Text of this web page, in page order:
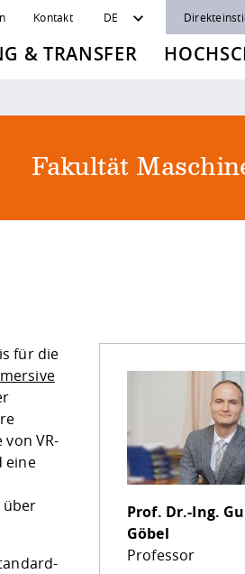
Kontakt DE
& TRANSFER
Fakultät
für die
VR-
eine
über
Prof. Dr.-Ing.
Göbel
Professor